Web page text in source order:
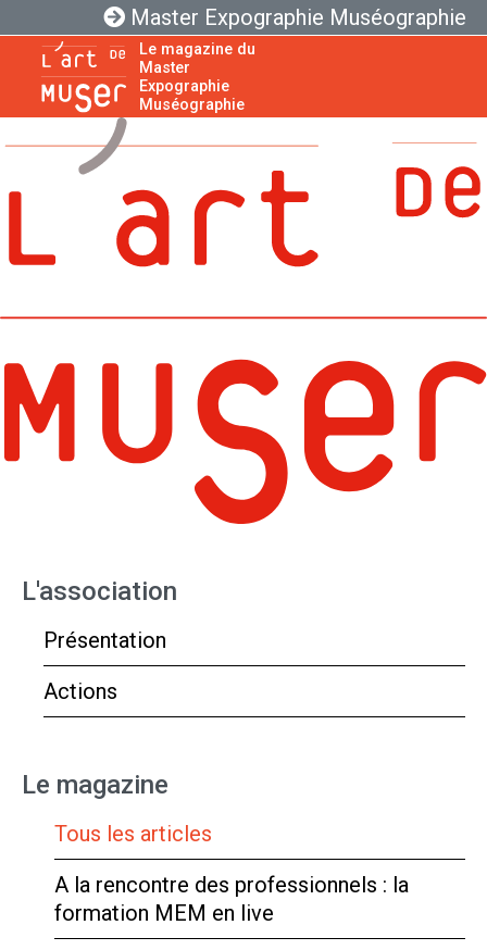
Master Expographie Muséographie
Le magazine du
Master
Expographie
Muséographie
L'association
Présentation
Actions
Le magazine
Tous les articles
A la rencontre des professionnels : la
formation MEM en live